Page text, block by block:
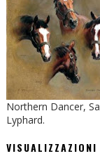
Northern Dancer,
Lyphard.